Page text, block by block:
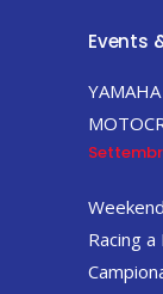
Events
Racing